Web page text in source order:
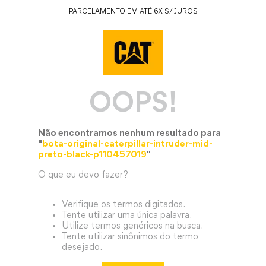
PARCELAMENTO EM ATÉ 6X S/ JUROS
OOPS!
Não encontramos nenhum resultado para
"bota-original-caterpillar-intruder-mid-
preto-black-p110457019"
O que eu devo fazer?
Verifique os termos digitados.
Tente utilizar uma única palavra.
Utilize termos genéricos na busca.
Tente utilizar sinônimos do termo
desejado.